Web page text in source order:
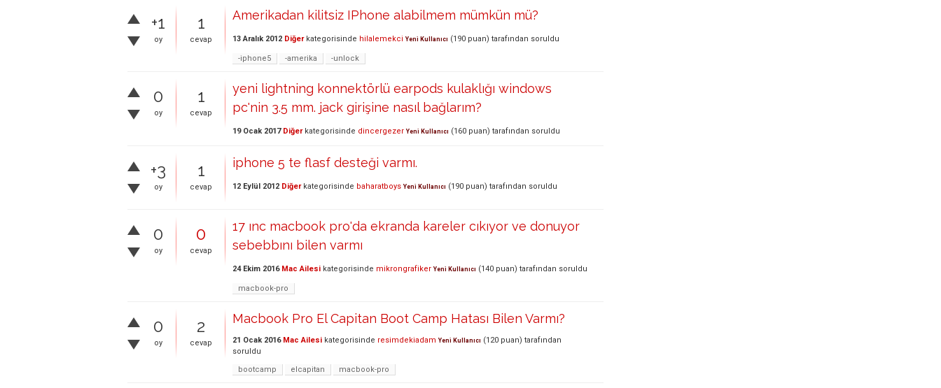
+1
oy
1
cevap
Amerikadan kilitsiz IPhone alabilmem mümkün mü?
13 Aralık 2012 Diğerkategorisinde hilalemekci Yeni Kullanıcı (190 puan) tarafından soruldu
-iphone5 -amerika -unlock
0
oy
1
cevap
yeni lightning konnektörlü earpods kulaklığı windows
pc'nin 3.5 mm. jack girişine nasıl bağlarım?
19 Ocak 2017 Diğerkategorisinde dincergezer Yeni Kullanıcı (160 puan) tarafından soruldu
+3
oy
1
cevap
iphone 5 te flasf desteği varmı.
12 Eylül 2012 Diğerkategorisinde baharatboys Yeni Kullanıcı (190 puan) tarafından soruldu
0
oy
0
cevap
17 ınc macbook pro'da ekranda kareler cıkıyor ve donuyor
sebebbını bilen varmı
24 Ekim 2016 Mac Ailesi kategorisinde mikrongrafiker Yeni Kullanıcı (140 puan) tarafından soruldu
macbook-pro
0
oy
2
cevap
Macbook Pro El Capitan Boot Camp Hatası Bilen Varmı?
21 Ocak 2016 Mac Ailesi kategorisinde resimdekiadam Yeni Kullanıcı (120 puan) tarafından
soruldu
bootcamp
elcapitan macbook-pro